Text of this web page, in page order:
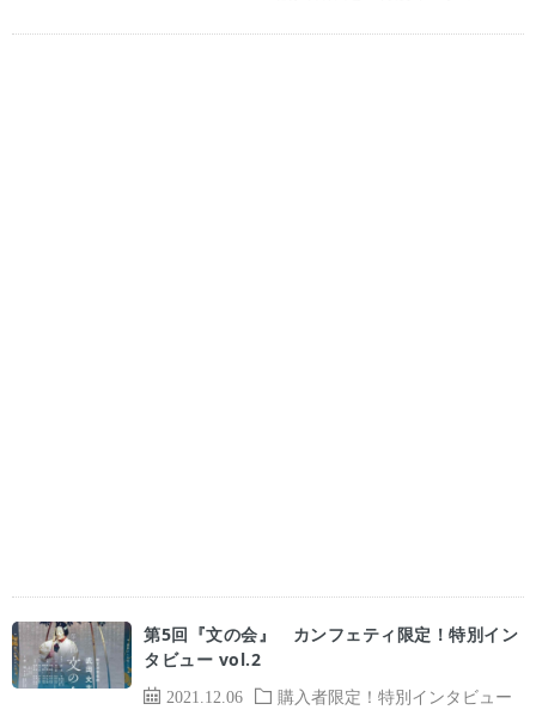
2021.12.06 購入者限定！特別インタビュー
第5回『文の会』 カンフェティ限定！特別イン
タビュー vol.2